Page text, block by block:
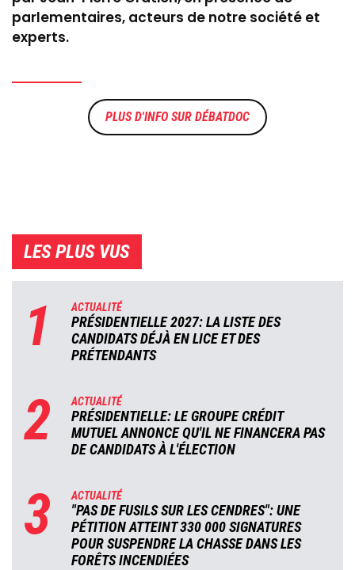
parlementaires, acteurs de notre société et
experts.
DÉBATDOC
LES PLUS VUS
1 ACTUALITÉ
PRÉSIDENTIELLE 2027: LA LISTE DES
CANDIDATS DÉJÀ EN LICE ET DES
PRÉTENDANTS
2 ACTUALITÉ
PRÉSIDENTIELLE: LE GROUPE CRÉDIT
MUTUEL ANNONCE QU'IL NE FINANCERA PAS
DE CANDIDATS À L'ÉLECTION
3 ACTUALITÉ
"PAS DE FUSILS SUR LES CENDRES": UNE
PÉTITION ATTEINT 330 000 SIGNATURES
POUR SUSPENDRE LA CHASSE DANS LES
FORÊTS INCENDIÉES